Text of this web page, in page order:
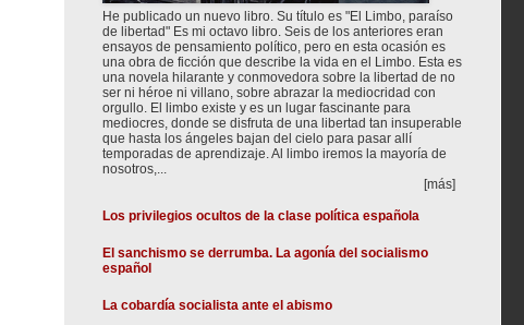
He publicado un nuevo libro. Su título es "El Limbo, paraíso
de libertad" Es mi octavo libro. Seis de los anteriores eran
ensayos de pensamiento político, pero en esta ocasión es
una obra de ficción que describe la vida en el Limbo. Esta es
una novela hilarante y conmovedora sobre la libertad de no
ser ni héroe ni villano, sobre abrazar la mediocridad con
orgullo. El limbo existe y es un lugar fascinante para
mediocres, donde se disfruta de una libertad tan insuperable
que hasta los ángeles bajan del cielo para pasar allí
temporadas de aprendizaje. Al limbo iremos la mayoría de
nosotros,...
[más]
Los privilegios ocultos de la clase política española
El sanchismo se derrumba. La agonía del socialismo
español
La cobardía socialista ante el abismo